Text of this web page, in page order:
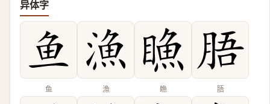
异体字
鱼 漁 䁩 䏸